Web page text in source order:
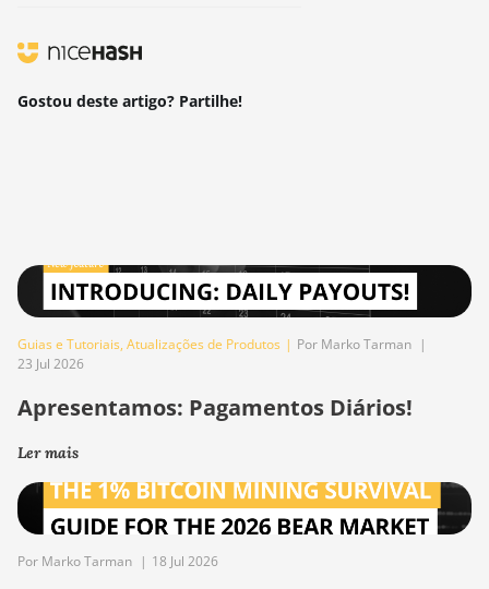
Gostou deste artigo? Partilhe!
Guias e Tutoriais, Atualizações de Produtos | Por Marko Tarman |
23 Jul 2026
Apresentamos: Pagamentos Diários!
Ler mais
Por Marko Tarman | 18 Jul 2026